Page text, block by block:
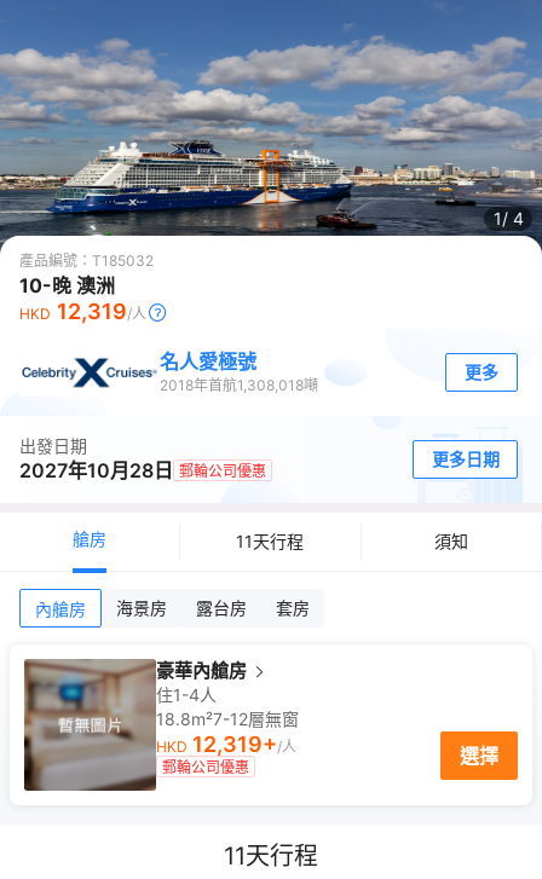
1/ 4
產品編號： T185032
10-晚 澳洲
HKD 12,319/人
名人愛極號
2018年首航1,308,018噸
更多
出發日期
2027年10月28日 郵輪公司優惠
更多日期
艙房 11天行程 須知
內艙房 海景房 露台房 套房
豪華內艙房
住1-4人
18.8m²7-12層無窗
HKD 12,319+/人
郵輪公司優惠
選擇
11天行程